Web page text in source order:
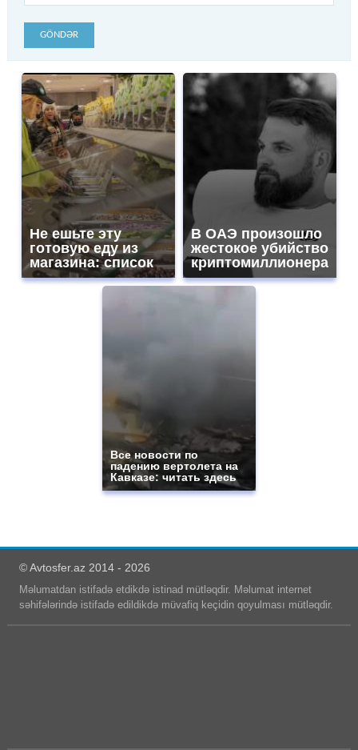
GÖNDƏR
Не ешьте эту
готовую еду из
магазина: список
В ОАЭ произошло
жестокое убийство
криптомиллионера
Все новости по
падению вертолета на
Кавказе: читать здесь
© Avtosfer.az 2014 - 2026
Məlumatdan istifadə etdikdə istinad mütləqdir. Məlumat internet
səhifələrində istifadə edildikdə müvafiq keçidin qoyulması mütləqdir.